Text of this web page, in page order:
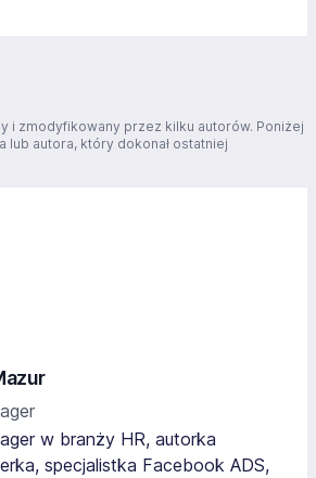
i zmodyfikowany przez kilku autorów. Poniżej
lub autora, który dokonał ostatniej
w branży HR, autorka
specjalistka Facebook ADS,